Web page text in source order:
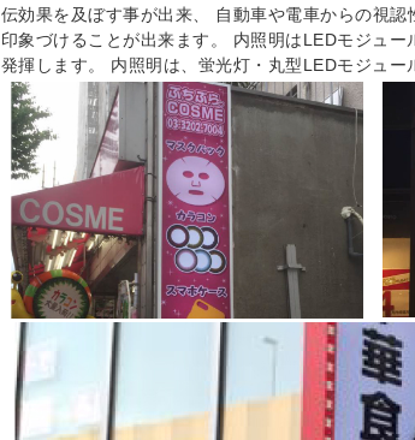
伝効果を及ぼす事が出来、 自動車や電車からの視
印象づけることが出来ます。 内照明はLEDモジュ
発揮します。 内照明は、蛍光灯・丸型LEDモジュ